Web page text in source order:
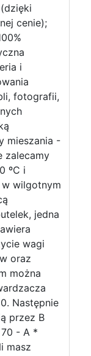
cenie);
i
fotografii,
mieszania -
zalecamy
ºC i
wilgotnym
jedna
wagi
oraz
można
Następnie
przez B
- A *
masz